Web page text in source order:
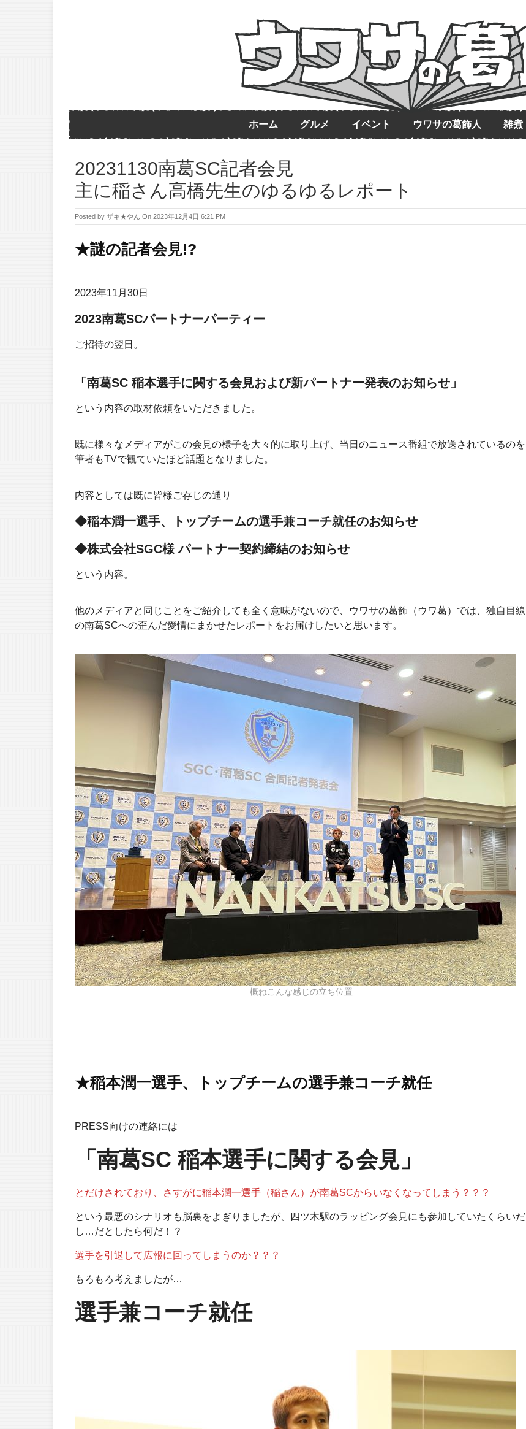
ホーム グルメ イベント ウワサの葛飾人 雑煮
20231130南葛SC記者会見
主に稲さん高橋先生のゆるゆるレポート
Posted by ザキ★やん On 2023年12月4日 6:21 PM
★謎の記者会見!?
2023年11月30日
2023南葛SCパートナーパーティー
ご招待の翌日。
「南葛SC 稲本選手に関する会見および新パートナー発表のお知らせ」
という内容の取材依頼をいただきました。
既に様々なメディアがこの会見の様子を大々的に取り上げ、当日のニュース番組で放送されているのを
筆者もTVで観ていたほど話題となりました。
内容としては既に皆様ご存じの通り
◆稲本潤一選手、トップチームの選手兼コーチ就任のお知らせ
◆株式会社SGC様 パートナー契約締結のお知らせ
という内容。
他のメディアと同じことをご紹介しても全く意味がないので、ウワサの葛飾（ウワ葛）では、独自目線
の南葛SCへの歪んだ愛情にまかせたレポートをお届けしたいと思います。
概ねこんな感じの立ち位置
★稲本潤一選手、トップチームの選手兼コーチ就任
PRESS向けの連絡には
「南葛SC 稲本選手に関する会見」
とだけされており、さすがに稲本潤一選手（稲さん）が南葛SCからいなくなってしまう？？？
という最悪のシナリオも脳裏をよぎりましたが、四ツ木駅のラッピング会見にも参加していたくらいだ
し…だとしたら何だ！？
選手を引退して広報に回ってしまうのか？？？
もろもろ考えましたが…
選手兼コーチ就任